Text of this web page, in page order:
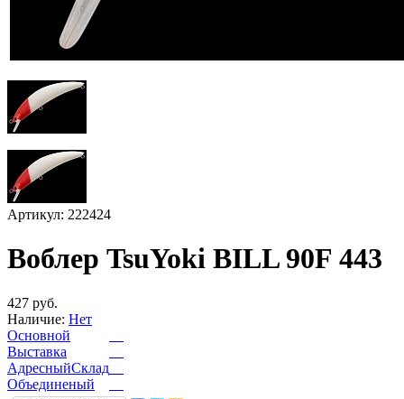
Артикул: 222424
Воблер TsuYoki BILL 90F 443
427 руб.
Наличие: Нет
Основной
Выставка
АдресныйСклад
Объединеный